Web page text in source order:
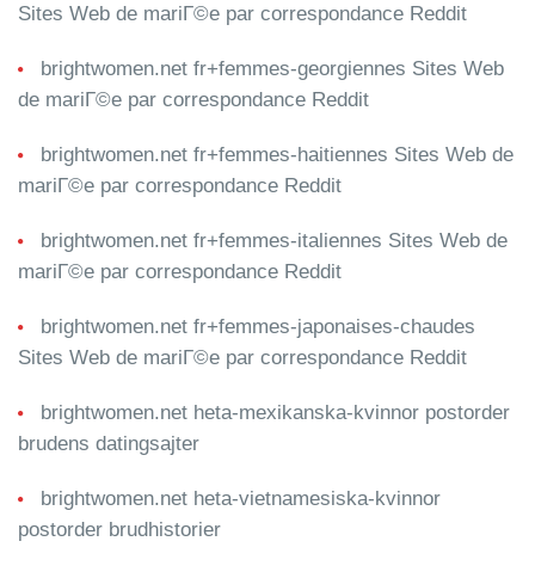
Sites Web de mariГ©e par correspondance Reddit
brightwomen.net fr+femmes-georgiennes Sites Web
de mariГ©e par correspondance Reddit
brightwomen.net fr+femmes-haitiennes Sites Web de
mariГ©e par correspondance Reddit
brightwomen.net fr+femmes-italiennes Sites Web de
mariГ©e par correspondance Reddit
brightwomen.net fr+femmes-japonaises-chaudes
Sites Web de mariГ©e par correspondance Reddit
brightwomen.net heta-mexikanska-kvinnor postorder
brudens datingsajter
brightwomen.net heta-vietnamesiska-kvinnor
postorder brudhistorier